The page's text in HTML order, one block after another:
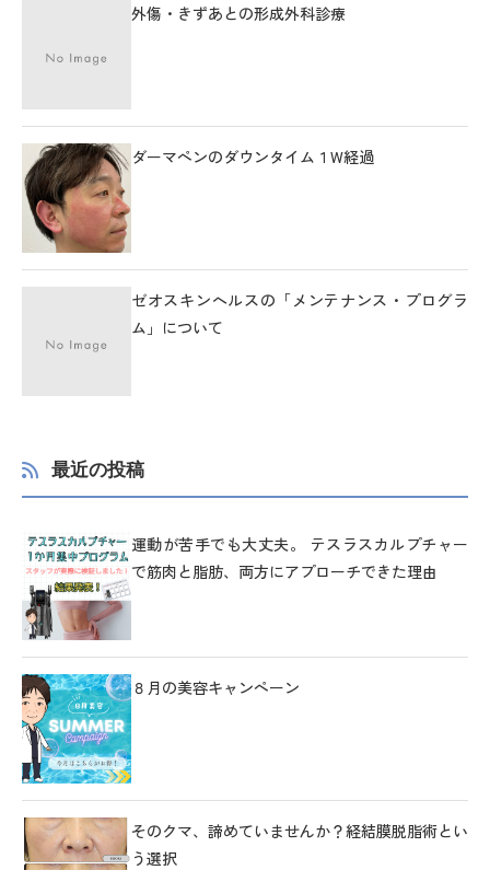
外傷・きずあとの形成外科診療
ダーマペンのダウンタイム１W経過
ゼオスキンヘルスの「メンテナンス・プログラ
ム」について
最近の投稿
運動が苦手でも大丈夫。 テスラスカルプチャー
で筋肉と脂肪、両方にアプローチできた理由
８月の美容キャンペーン
そのクマ、諦めていませんか？経結膜脱脂術とい
う選択